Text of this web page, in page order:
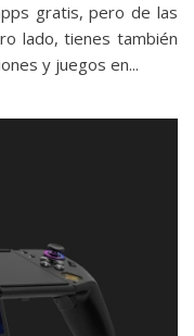
gratis, pero de las
lado, tienes también
y juegos en...